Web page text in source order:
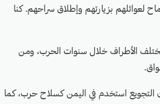
بزيارتهم وإطلاق سراحهم. كنا
مختلف الأطراف خلال سنوات الحرب، ومن
استخدم في اليمن كسلاح حرب، كما